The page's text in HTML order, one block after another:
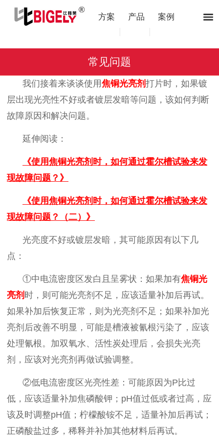
方案 产品 案例
常见问题
我们接着来谈谈使用焦铜光亮剂打片时，如果镀
层出现光亮性不好或者镀层发暗等问题，该如何判断
故障原因和解决问题。
延伸阅读：
《使用焦铜光亮剂时，如何通过霍尔槽试验来发
现故障问题？ 》
《使用焦铜光亮剂时，如何通过霍尔槽试验来发
现故障问题？（二） 》
光亮度不好或镀层发暗，其可能原因有以下几
点：
①中电流密度区发白且呈雾状：如果加有焦铜光
亮剂 时，则可能光亮剂不足，应该适量补加后再试。
如果补加后恢复正常，则为光亮剂不足；如果补加光
亮剂后改善不明显，可能是槽液被氰根污染了，应该
处理氰根。加双氧水、活性炭处理后，会损失光亮
剂，应该对光亮剂再做试验调整。
②低电流密度区光亮性差：可能原因为P比过
低，应该适量补加焦磷酸钾；pH值过低或者过高，应
该及时调整pH值；柠檬酸铵不足，适量补加后再试；
正磷酸盐过多，稀释并补加其他材料后再试。